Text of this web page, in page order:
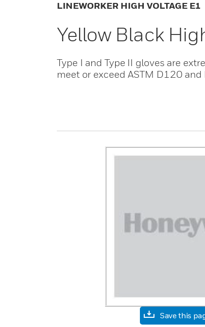
LINEWORKER HIGH VOLTAGE E1
Yellow Black
Type I and Type II gloves are
meet or exceed ASTM D120
Save this